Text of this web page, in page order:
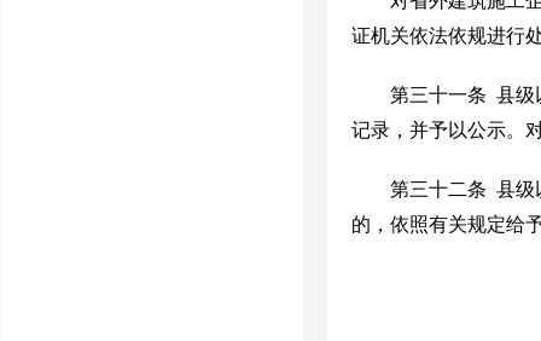
证机关依法依规进行
第三十一条 县级
记录，并予以公示。
第三十二条 县级
的，依照有关规定给